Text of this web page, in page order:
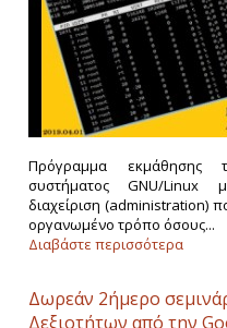
Πρόγραμμα εκμάθησης
συστήματος GNU/
διαχείριση (administration)
οργανωμένο τρόπο όσους...
Διαβάστε περισσότερα
Δωρεάν 2ήμερο
Δεξιοτήτων από την